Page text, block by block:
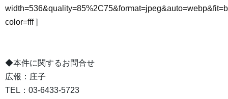
color=fff]
◆本件に関するお問合せ
広報：庄子
TEL：03-6433-5723